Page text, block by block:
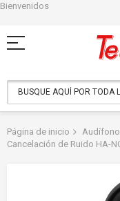
Bienvenidos
al
contenido
Página de inicio
Cancelación de Ruido HA-